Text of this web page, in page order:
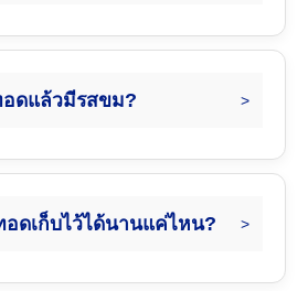
ดแล้วมีรสขม?
ดเก็บไว้ได้นานแค่ไหน?